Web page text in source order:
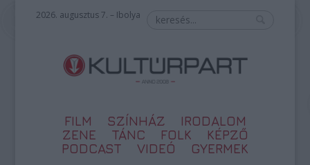
2026. augusztus 7. – Ibolya
FILM SZÍNHÁZ
IRODALOM
ZENE
TÁNC FOLK
KÉPZŐ
PODCAST
VIDEÓ GYERMEK